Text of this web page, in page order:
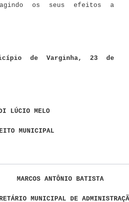
os seus efeitos a
de Varginha,
23 de
LÚCIO MELO
MUNICIPAL
MARCOS ANTÔNIO BATISTA
MUNICIPAL DE